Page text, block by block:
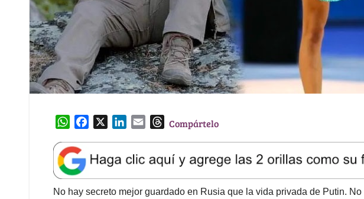
W
a
t
s
A
e
b
o
k
e
d
l
T
e
a
d
Compártelo
No hay secreto mejor guardado en Rusia que la vida privada de Putin.